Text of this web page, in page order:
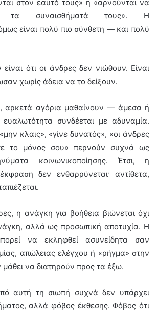
στον εαυτό τους» ή «αρνούνται να
τα συναισθήματά τους». Η
είναι πολύ πιο σύνθετη — και πολύ
ότι οι άνδρες δεν νιώθουν. Είναι
χωρίς άδεια να το δείξουν.
αρκετά αγόρια μαθαίνουν — άμεσα ή
συνδέεται με αδυναμία.
κλαις», «γίνε δυνατός», «οι άνδρες
το μόνος σου» περνούν συχνά ως
κοινωνικοποίησης. Έτσι, η
δεν ενθαρρύνεται· αντίθετα,
η ανάγκη για βοήθεια βιώνεται όχι
αλλά ως προσωπική αποτυχία. Η
να εκληφθεί ασυνείδητα σαν
απώλειας ελέγχου ή «ρήγμα» στην
να διατηρούν προς τα έξω.
αυτή τη σιωπή συχνά δεν υπάρχει
αλλά φόβος έκθεσης. Φόβος ότι